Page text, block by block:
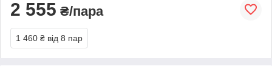
2 555 ₴/пара
1 460 ₴ від 8 пар